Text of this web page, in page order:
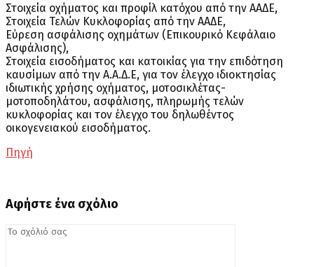
Στοιχεία οχήματος και προφίλ κατόχου από την ΑΑΔΕ,
Στοιχεία Τελών Κυκλοφορίας από την ΑΑΔΕ,
Εύρεση ασφάλισης οχημάτων (Επικουρικό Κεφάλαιο
Ασφάλισης),
Στοιχεία εισοδήματος και κατοικίας για την επιδότηση
καυσίμων από την Α.Α.Δ.Ε, για τον έλεγχο ιδιοκτησίας
ιδιωτικής χρήσης οχήματος, μοτοσικλέτας-
μοτοποδηλάτου, ασφάλισης, πληρωμής τελών
κυκλοφορίας και τον έλεγχο του δηλωθέντος
οικογενειακού εισοδήματος.
Πηγή
Αφήστε ένα σχόλιο